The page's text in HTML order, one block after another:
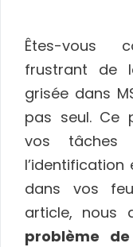
Êtes-vous
frustrant de
grisée dans
pas seul. Ce
vos tâches
dans vos
article, nous
problème